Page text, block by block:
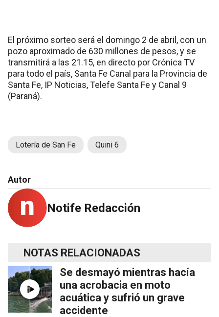
El próximo sorteo será el domingo 2 de abril, con un
pozo aproximado de 630 millones de pesos, y se
transmitirá a las 21.15, en directo por Crónica TV
para todo el país, Santa Fe Canal para la Provincia de
Santa Fe, IP Noticias, Telefe Santa Fe y Canal 9
(Paraná).
Lotería de San Fe Quini 6
Autor
Notife Redacción
NOTAS RELACIONADAS
Se desmayó mientras hacía
una acrobacia en moto
acuática y sufrió un grave
accidente